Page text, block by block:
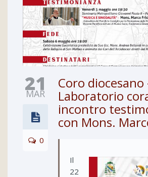
21
MAR
0
Coro diocesano
Laboratorio
incontro
con Mons.
Il
22